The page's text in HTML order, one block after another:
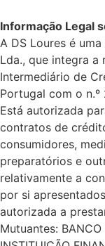
Informação Legal
A DS Loures é
Lda., que integra a
Intermediário de
Portugal com o n.º
Está autorizada
contratos de
consumidores,
preparatórios e
relativamente a
por si
autorizada a
Mutuantes: BANCO